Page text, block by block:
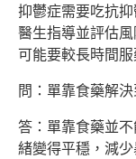
抑鬱症需要吃抗
醫生指導並評估
可能要較長時間服
問：單靠食藥解
答：單靠食藥並
緒變得平穩，減